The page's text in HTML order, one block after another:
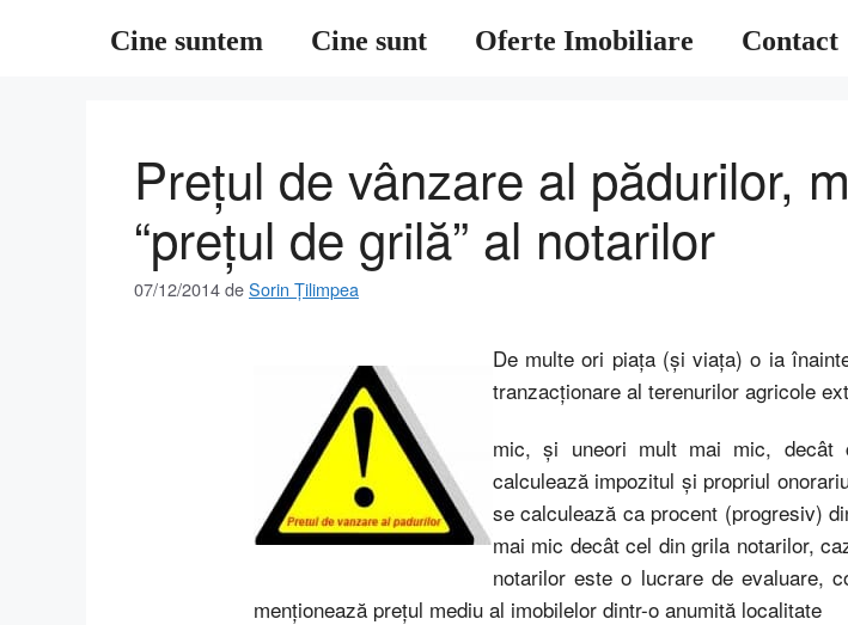
Cine suntem Cine sunt Oferte Imobiliare Contact
Preţul de vânzare al pădurilor,
“preţul de grilă” al notarilor
07/12/2014deSorin Țilimpea
De multe ori piaţa (şi viaţa) o ia
tranzacţionare al terenurilor agricole
mic, şi uneori mult mai mic,
calculează impozitul şi propriul
se calculează ca procent (progresiv)
mai mic decât cel din grila notarilor,
notarilor este o lucrare de evaluare,
menţionează preţul mediu al imobilelor dintr-o anumită localitate